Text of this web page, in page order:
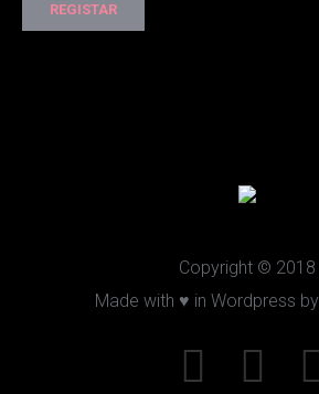
Copyright © 2018
Made with ♥ in Wordpress by